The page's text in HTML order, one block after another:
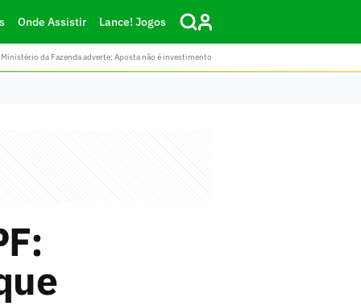
Onde Assistir Lance! Jogos
da Fazenda adverte: Aposta não é investimento